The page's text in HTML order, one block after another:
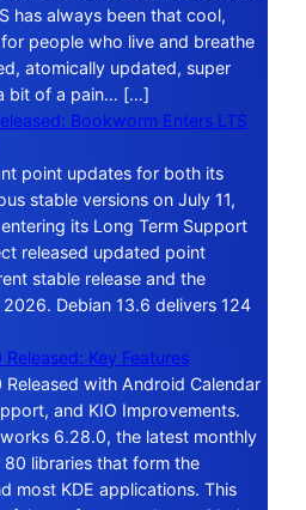
has always been that cool,
people who live and breathe
atomically updated, super
bit of a pain… […]
Bookworm Enters LTS
point updates for both its
stable versions on July 11,
its Long Term Support
released updated point
stable release and the
Debian 13.6 delivers 124
Key Features
with Android Calendar
and KIO Improvements.
6.28.0, the latest monthly
libraries that form the
most KDE applications. This